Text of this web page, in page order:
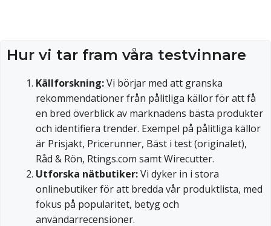
Hur vi tar fram våra testvinnare
Källforskning:Vi börjar med att granska
rekommendationer från pålitliga källor för att få
en bred överblick av marknadens bästa produkter
och identifiera trender. Exempel på pålitliga källor
är Prisjakt, Pricerunner, Bäst i test (originalet),
Råd & Rön, Rtings.com samt Wirecutter.
Utforska nätbutiker:Vi dyker in i stora
onlinebutiker för att bredda vår produktlista, med
fokus på popularitet, betyg och
användarrecensioner.